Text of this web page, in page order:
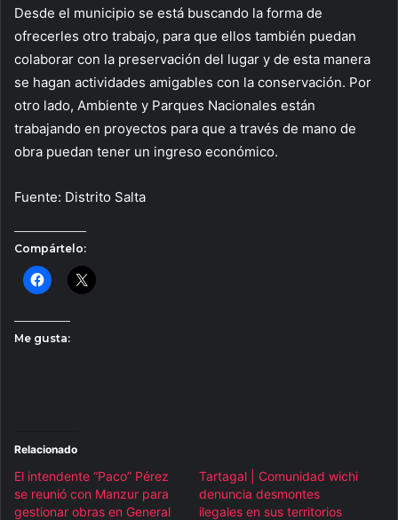
Desde el municipio se está buscando la forma de
ofrecerles otro trabajo, para que ellos también puedan
colaborar con la preservación del lugar y de esta manera
se hagan actividades amigables con la conservación. Por
otro lado, Ambiente y Parques Nacionales están
trabajando en proyectos para que a través de mano de
obra puedan tener un ingreso económico.
Fuente: Distrito Salta
Compártelo:
Me gusta:
Relacionado
El intendente “Paco” Pérez
se reunió con Manzur para
gestionar obras en General
Tartagal | Comunidad wichi
denuncia desmontes
ilegales en sus territorios